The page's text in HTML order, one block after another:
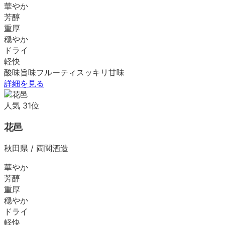
華やか
芳醇
重厚
穏やか
ドライ
軽快
酸味旨味フルーティ スッキリ 甘味
詳細を見る
人気 31位
花邑
秋田県 / 両関酒造
華やか
芳醇
重厚
穏やか
ドライ
軽快